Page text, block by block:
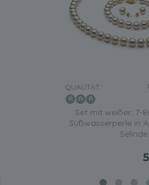
QUALITÄT:
Set mit weißer, 7-
Süßwasserperle in
Selinde